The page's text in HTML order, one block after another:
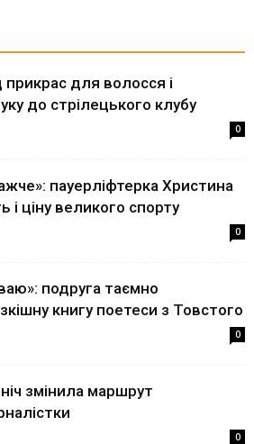
прикрас для волосся і
до стрілецького клубу
0
пауерліфтерка Христина
і ціну великого спорту
0
подруга таємно
книгу поетеси з Товстого
0
змінила маршрут
0